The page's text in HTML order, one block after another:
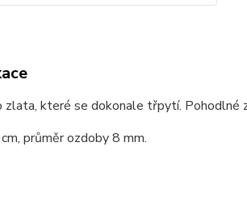
zlata, které se dokonale třpytí. Pohodlné
průměr ozdoby 8 mm.